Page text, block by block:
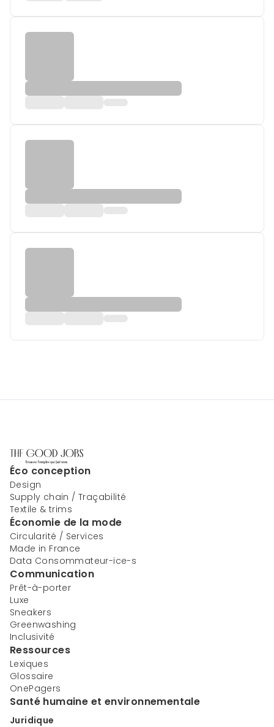
Éco conception
Design
Supply chain / Traçabilité
Textile & trims
Économie de la mode
Circularité / Services
Made in France
Data Consommateur-ice-s
Communication
Prêt-à-porter
Luxe
Sneakers
Greenwashing
Inclusivité
Ressources
Lexiques
Glossaire
OnePagers
Santé humaine et environnementale
Juridique